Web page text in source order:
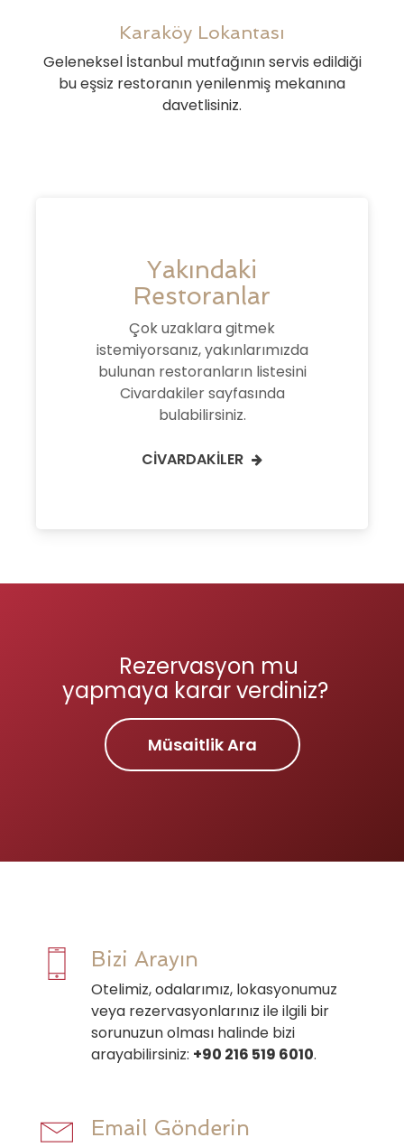
Karaköy Lokantası
Geleneksel İstanbul mutfağının servis edildiği
bu eşsiz restoranın yenilenmiş mekanına
davetlisiniz.
Yakındaki
Restoranlar
Çok uzaklara gitmek
istemiyorsanız, yakınlarımızda
bulunan restoranların listesini
Civardakiler sayfasında
bulabilirsiniz.
CIVARDAKILER
Rezervasyon mu
yapmaya karar verdiniz?
Müsaitlik Ara
Bizi Arayın
Otelimiz, odalarımız, lokasyonumuz
veya rezervasyonlarınız ile ilgili bir
sorunuzun olması halinde bizi
arayabilirsiniz: +90 216 519 6010.
Email Gönderin